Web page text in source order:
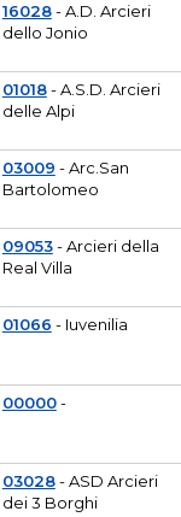
16028- A.D. Arcieri
dello Jonio
01018- A.S.D. Arcieri
delle Alpi
03009 - Arc.San
Bartolomeo
09053- Arcieri della
Real Villa
01066 - Iuvenilia
00000-
03028- ASD Arcieri
dei 3 Borghi